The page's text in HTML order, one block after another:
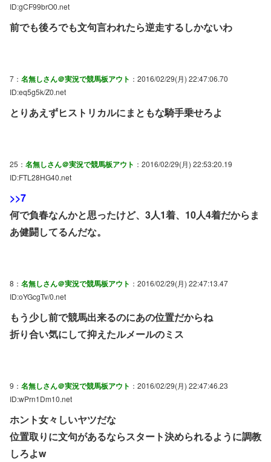
ID:gCF99brO0.net
前でも後ろでも文句言われたら逆走するしかないわ
7： 名無しさん＠実況で競馬板アウト ：2016/02/29(月) 22:47:06.70
ID:eq5g5k/Z0.net
とりあえずヒストリカルにまともな騎手乗せろよ
25： 名無しさん＠実況で競馬板アウト ：2016/02/29(月) 22:53:20.19
ID:FTL28HG40.net
>>7
何で負春なんかと思ったけど、3人1着、10人4着だからま
あ健闘してるんだな。
8： 名無しさん＠実況で競馬板アウト ：2016/02/29(月) 22:47:13.47
ID:oYGcgTv/0.net
もう少し前で競馬出来るのにあの位置だからね
折り合い気にして抑えたルメールのミス
9： 名無しさん＠実況で競馬板アウト ：2016/02/29(月) 22:47:46.23
ID:wPrn1Dm10.net
ホント女々しいヤツだな
位置取りに文句があるならスタート決められるように調教
しろよw